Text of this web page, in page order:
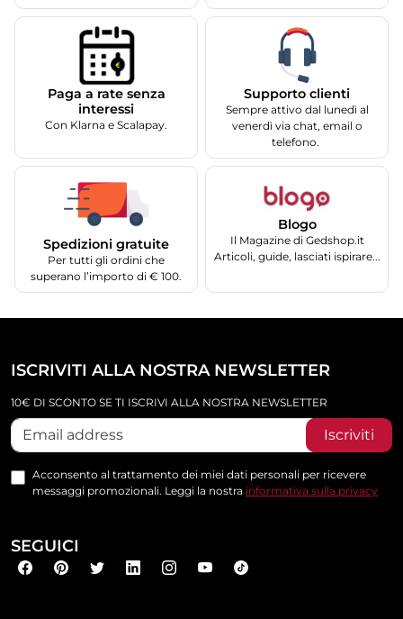
Paga a rate senza
interessi
Con Klarna e Scalapay.
Supporto clienti
Sempre attivo dal lunedì al
venerdì via chat, email o
telefono.
Spedizioni gratuite
Per tutti gli ordini che
superano l’importo di € 100.
Blogo
Il Magazine di Gedshop.it
Articoli, guide, lasciati ispirare...
ISCRIVITI ALLA NOSTRA NEWSLETTER
10€ DI SCONTO SE TI ISCRIVI ALLA NOSTRA NEWSLETTER
Iscriviti
Acconsento al trattamento dei miei dati personali per ricevere
messaggi promozionali. Leggi la nostra informativa sulla privacy
SEGUICI